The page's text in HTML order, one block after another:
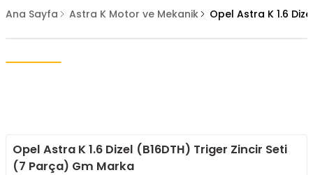
Ana Sayfa Astra K Motor ve Mekanik Opel Astra K 1.6
Opel Astra K 1.6 Dizel (B16DTH) Triger Zincir Seti
(7 Parça) Gm Marka